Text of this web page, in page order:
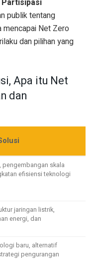
Partisipasi
publik tentang
mencapai Net Zero
dan pilihan yang
Apa itu Net
dan
pengembangan skala
efisiensi teknologi
jaringan listrik,
energi, dan
baru, alternatif
pengurangan